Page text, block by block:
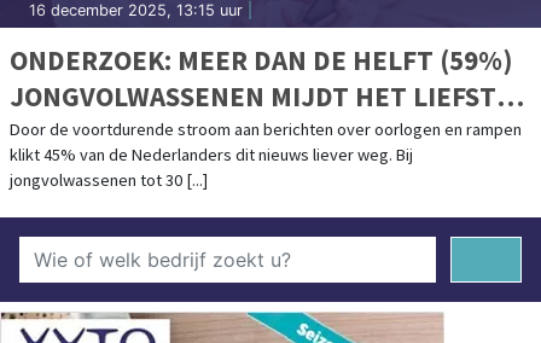
16 december 2025, 13:15 uur
ONDERZOEK: MEER DAN DE HELFT (59%)
JONGVOLWASSENEN MIJDT HET LIEFST
OORLOGSNIEUWS
Door de voortdurende stroom aan berichten over oorlogen en rampen
klikt 45% van de Nederlanders dit nieuws liever weg. Bij
jongvolwassenen tot 30 [...]